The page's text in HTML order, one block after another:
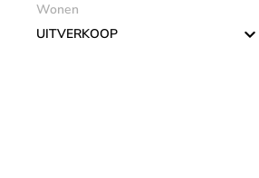
Wonen
UITVERKOOP